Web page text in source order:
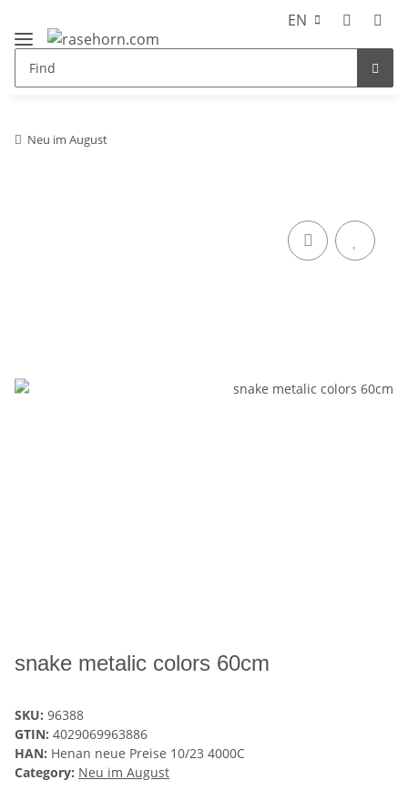
EN
Neu im August
snake metalic colors 60cm
SKU: 96388
GTIN: 4029069963886
HAN: Henan neue Preise 10/23 4000C
Category: Neu im August